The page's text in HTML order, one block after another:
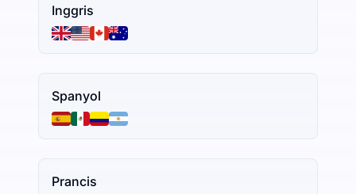
Inggris
Spanyol
Prancis